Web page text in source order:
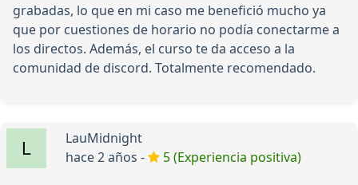
grabadas, lo que en mi caso me benefició mucho ya
que por cuestiones de horario no podía conectarme a
los directos. Además, el curso te da acceso a la
comunidad de discord. Totalmente recomendado.
LauMidnight
hace 2 años -
5 (Experiencia positiva)